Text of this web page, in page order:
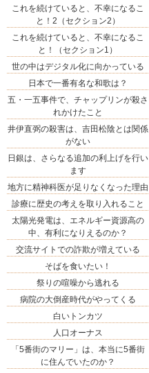
これを続けていると、不幸になるこ
と！2（セクション2）
これを続けていると、不幸になるこ
と！（セクション1）
世の中はデジタル化に向かっている
日本で一番有名な和歌は？
五・一五事件で、チャップリンが殺さ
れかけたこと
井伊直弼の殺害は、吉田松陰とは関係
がない
日銀は、さらなる追加の利上げを行い
ます
地方に精神科医が足りなくなった理由
診療に歴史の考えを取り入れること
太陽光発電は、エネルギー資源高の
中、有利になりえるのか？
交流サイトでの詐欺が増えている
そばを食いたい！
祭りの喧噪から逃れる
病院の大倒産時代がやってくる
白いトンカツ
人口オーナス
「5番街のマリー」は、本当に5番街
に住んでいたのか？